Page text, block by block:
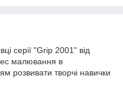
серії "Grip 2001" від
малювання в
розвивати творчі навички